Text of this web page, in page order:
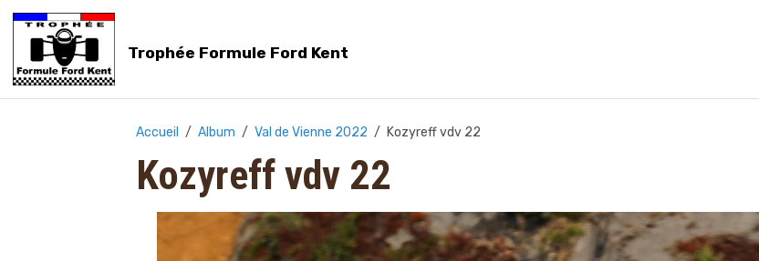
Trophée Formule Ford Kent
Accueil Album Val de Vienne 2022 Kozyreff vdv 22
Kozyreff vdv 22